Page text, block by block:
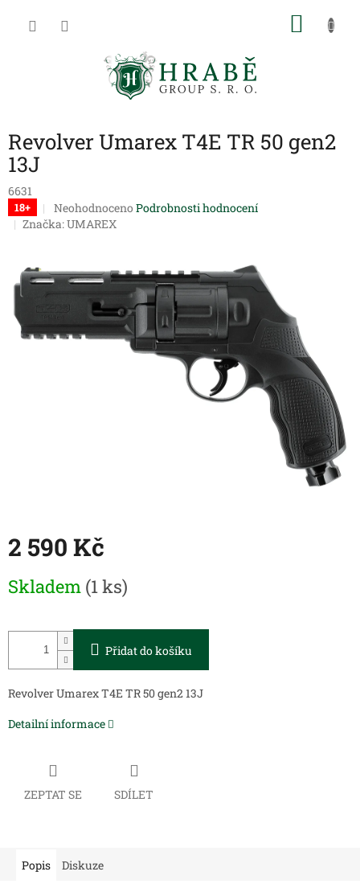
Revolver Umarex T4E TR 50 gen2
13J
6631
18+
Průměrné
hodnocení
0,0
z
5
hvězdiček.
Neohodnoceno Podrobnosti hodnocení
Značka:UMAREX
2 590 Kč
cena:
Skladem (1 ks)
Přidat do košíku
Revolver Umarex T4E TR 50 gen2 13J
Detailní informace
ZEPTAT SE SDÍLET
Popis Diskuze